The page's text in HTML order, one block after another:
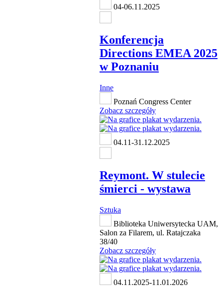
04-06.11.2025
Konferencja
Directions EMEA 2025
w Poznaniu
Inne
Poznań Congress Center
Zobacz szczegóły
04.11-31.12.2025
Reymont. W stulecie
śmierci - wystawa
Sztuka
Biblioteka Uniwersytecka UAM,
Salon za Filarem, ul. Ratajczaka
38/40
Zobacz szczegóły
04.11.2025-11.01.2026